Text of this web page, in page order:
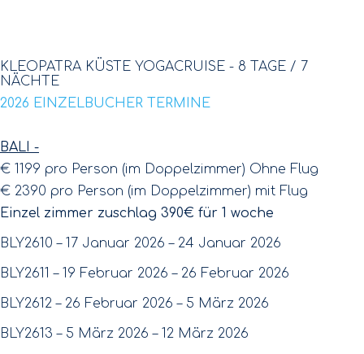
KLEOPATRA KÜSTE YOGACRUISE - 8 TAGE / 7
NÄCHTE
2026 EINZELBUCHER TERMINE
BALI -
€ 1199 pro Person (im Doppelzimmer) Ohne Flug
€ 2390 pro Person (im Doppelzimmer) mit Flug
Einzel zimmer zuschlag 390€ für 1 woche
BLY2610 – 17 Januar 2026 – 24 Januar 2026
BLY2611 – 19 Februar 2026 – 26 Februar 2026
BLY2612 – 26 Februar 2026 – 5 März 2026
BLY2613 – 5 März 2026 – 12 März 2026